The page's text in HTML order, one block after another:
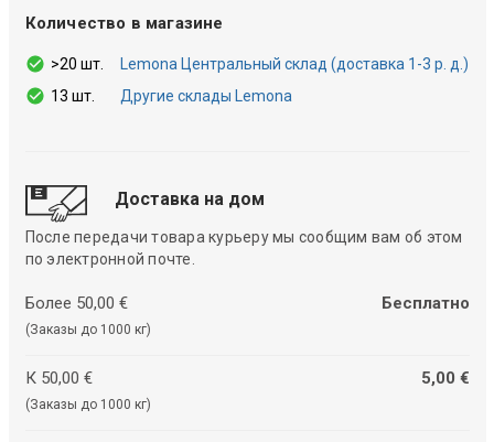
Количество в магазине
>20 шт.
Lemona Центральный склад (доставка 1-3 р. д.)
13 шт.
Другие склады Lemona
Доставка на дом
После передачи товара курьеру мы сообщим вам об этом
по электронной почте.
Более 50,00 €
(Заказы до 1000 кг)
Бесплатно
К 50,00 €
(Заказы до 1000 кг)
5,00 €